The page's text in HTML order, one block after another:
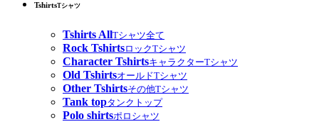
TshirtsTシャツ
Tshirts AllTシャツ全て
Rock TshirtsロックTシャツ
Character TshirtsキャラクターTシャツ
Old TshirtsオールドTシャツ
Other Tshirtsその他Tシャツ
Tank topタンクトップ
Polo shirtsポロシャツ